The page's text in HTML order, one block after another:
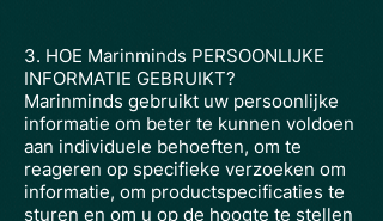
3. HOE Marinminds PERSOONLIJKE
INFORMATIE GEBRUIKT?
Marinminds gebruikt uw persoonlijke
informatie om beter te kunnen voldoen
aan individuele behoeften, om te
reageren op specifieke verzoeken om
informatie, om productspecificaties te
sturen en om u op de hoogte te stellen